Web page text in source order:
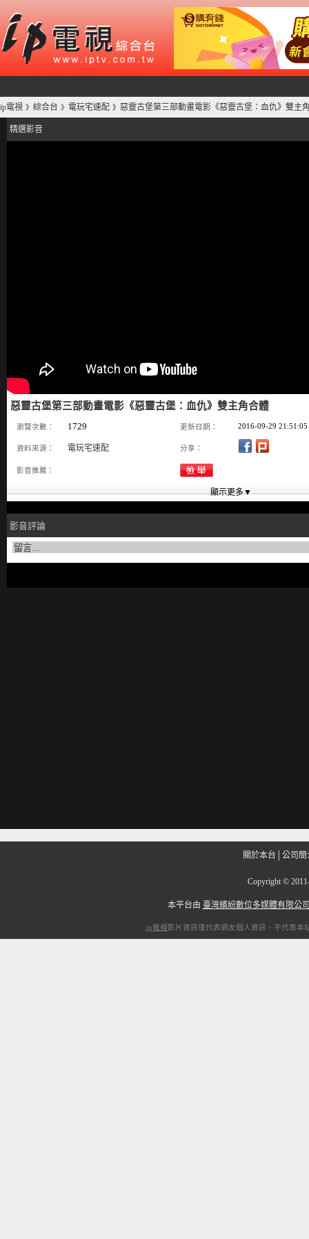
ip電視 》 綜合台 》 電玩宅速配 》 惡靈古堡第三部動畫電影《惡靈古堡：血仇》雙主
精選影音
惡靈古堡第三部動畫電影《惡靈古堡：血仇》雙主角合體
瀏覽次數： 1729 更新日期： 2016-09-29 21:51:05
資料來源： 電玩宅速配 分享：
影音推薦：
影音評論
關於本台 公司簡
Copyright ©
本平台由 臺灣繽紛數位多媒體有限公
ip電視影片資訊僅代表網友個人資訊，不代表本